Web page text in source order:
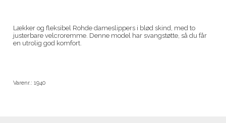
Lækker og fleksibel Rohde dameslippers i blød skind, med to
justerbare velcroremme. Denne model har svangstøtte, så du får
en utrolig god komfort.
Varenr.:1940